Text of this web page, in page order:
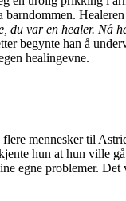
barndommen.
du var en healer. Nå
begynte han å
healingevne.
mennesker til
hun at hun ville
egne problemer. Det